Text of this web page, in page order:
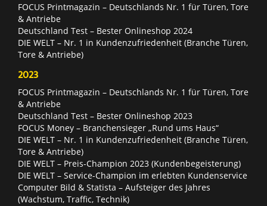
FOCUS Printmagazin – Deutschlands Nr. 1 für Türen, Tore
& Antriebe
Deutschland Test – Bester Onlineshop 2024
DIE WELT – Nr. 1 in Kundenzufriedenheit (Branche Türen,
Tore & Antriebe)
2023
FOCUS Printmagazin – Deutschlands Nr. 1 für Türen, Tore
& Antriebe
Deutschland Test – Bester Onlineshop 2023
FOCUS Money – Branchensieger „Rund ums Haus“
DIE WELT – Nr. 1 in Kundenzufriedenheit (Branche Türen,
Tore & Antriebe)
DIE WELT – Preis-Champion 2023 (Kundenbegeisterung)
DIE WELT – Service-Champion im erlebten Kundenservice
Computer Bild & Statista – Aufsteiger des Jahres
(Wachstum, Traffic, Technik)